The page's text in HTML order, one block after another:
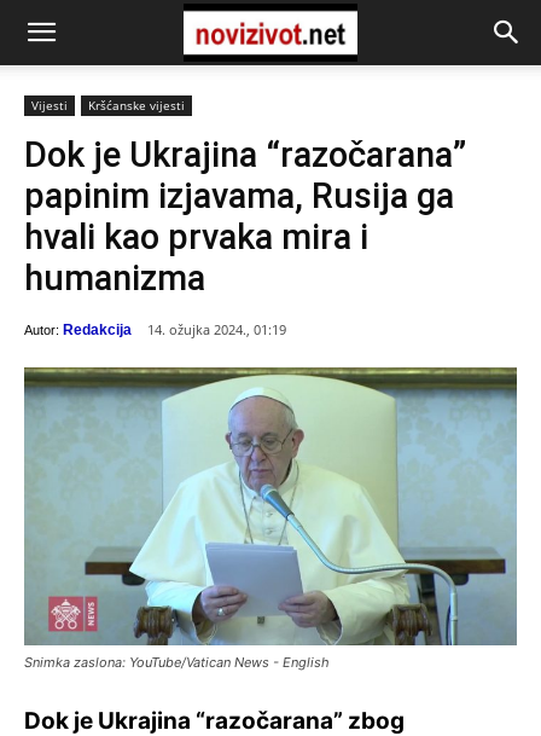
Vijesti Kršćanske vijesti
Dok je Ukrajina “razočarana”
papinim izjavama, Rusija ga
hvali kao prvaka mira i
humanizma
Autor: Redakcija 14. ožujka 2024., 01:19
Snimka zaslona: YouTube/Vatican News - English
Dok je Ukrajina “razočarana” zbog